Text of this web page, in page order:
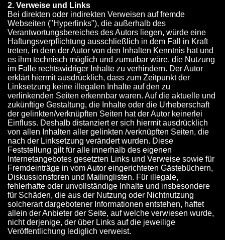
2. Verweise und Links
Bei direkten oder indirekten Verweisen auf fremde
Webseiten ("Hyperlinks"), die außerhalb des
Verantwortungsbereiches des Autors liegen, würde eine
Haftungsverpflichtung ausschließlich in dem Fall in Kraft
treten, in dem der Autor von den Inhalten Kenntnis hat und
es ihm technisch möglich und zumutbar wäre, die Nutzung
im Falle rechtswidriger Inhalte zu verhindern. Der Autor
erklärt hiermit ausdrücklich, dass zum Zeitpunkt der
Linksetzung keine illegalen Inhalte auf den zu
verlinkenden Seiten erkennbar waren. Auf die aktuelle und
zukünftige Gestaltung, die Inhalte oder die Urheberschaft
der gelinkten/verknüpften Seiten hat der Autor keinerlei
Einfluss. Deshalb distanziert er sich hiermit ausdrücklich
von allen Inhalten aller gelinkten /verknüpften Seiten, die
nach der Linksetzung verändert wurden. Diese
Feststellung gilt für alle innerhalb des eigenen
Internetangebotes gesetzten Links und Verweise sowie für
Fremdeinträge in vom Autor eingerichteten Gästebüchern,
Diskussionsforen und Mailinglisten. Für illegale,
fehlerhafte oder unvollständige Inhalte und insbesondere
für Schäden, die aus der Nutzung oder Nichtnutzung
solcherart dargebotener Informationen entstehen, haftet
allein der Anbieter der Seite, auf welche verwiesen wurde,
nicht derjenige, der über Links auf die jeweilige
Veröffentlichung lediglich verweist.